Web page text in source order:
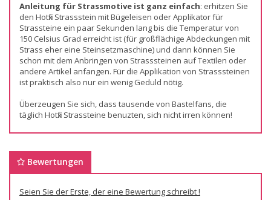
Anleitung für Strassmotive ist ganz einfach: erhitzen Sie
den Hotfix Strassstein mit Bügeleisen oder Applikator für
Strassteine ein paar Sekunden lang bis die Temperatur von
150 Celsius Grad erreicht ist (für großflächige Abdeckungen mit
Strass eher eine Steinsetzmaschine) und dann können Sie
schon mit dem Anbringen von Strasssteinen auf Textilen oder
andere Artikel anfangen. Für die Applikation von Strasssteinen
ist praktisch also nur ein wenig Geduld nötig.
Überzeugen Sie sich, dass tausende von Bastelfans, die
täglich Hotfix Strassteine benuzten, sich nicht irren können!
Bewertungen
Seien Sie der Erste, der eine Bewertung schreibt !